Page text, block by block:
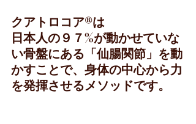
クアトロコア®︎は
日本人の９７%が動かせていな
い骨盤にある「仙腸関節」を動
かすことで、身体の中心から力
を発揮させるメソッドです。